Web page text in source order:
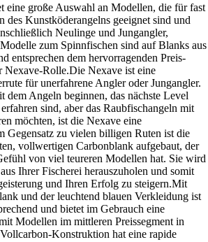
eine große Auswahl an Modellen, die für fast
des Kunstköderangelns geeignet sind und
Neulinge und Jungangler,
zum Spinnfischen sind auf Blanks aus
entsprechen dem hervorragenden Preis-
Nexave-Rolle.Die Nexave ist eine
für unerfahrene Angler oder Jungangler.
dem Angeln beginnen, das nächste Level
sind, aber das Raubfischangeln mit
möchten, ist die Nexave eine
Gegensatz zu vielen billigen Ruten ist die
vollwertigen Carbonblank aufgebaut, der
von viel teureren Modellen hat. Sie wird
Ihrer Fischerei herauszuholen und somit
und Ihren Erfolg zu steigern.Mit
und der leuchtend blauen Verkleidung ist
und bietet im Gebrauch eine
Modellen im mittleren Preissegment in
Konstruktion hat eine rapide